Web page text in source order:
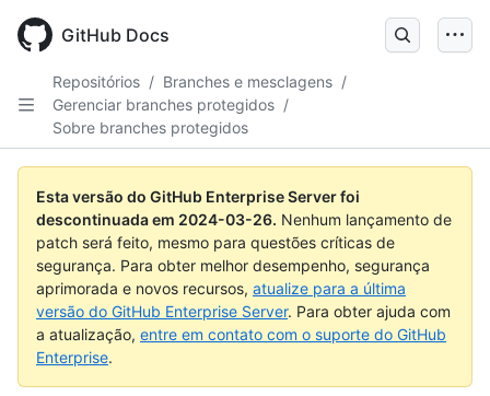
main
GitHub Docs
Repositórios / Branches e mesclagens /
Gerenciar branches protegidos /
Sobre branches protegidos
Esta versão do GitHub Enterprise Server foi
descontinuada em 2024-03-26. Nenhum lançamento de
patch será feito, mesmo para questões críticas de
segurança. Para obter melhor desempenho, segurança
aprimorada e novos recursos, atualize para a última
versão do GitHub Enterprise Server. Para obter ajuda com
a atualização, entre em contato com o suporte do GitHub
Enterprise.